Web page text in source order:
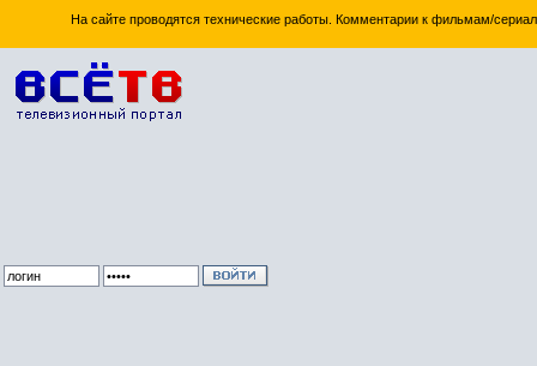
На сайте проводятся технические работы. Комментарии к фильмам/